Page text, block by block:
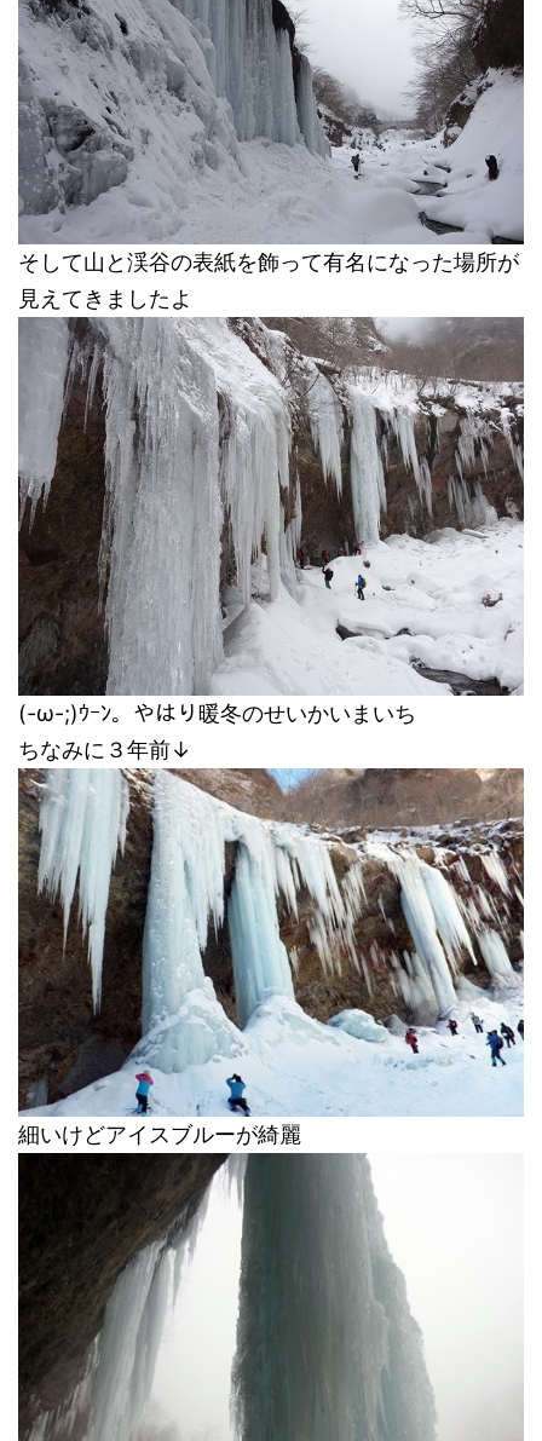
そして山と渓谷の表紙を飾って有名になった場所が
見えてきましたよ
(-ω-;)ｳｰﾝ。やはり暖冬のせいかいまいち
ちなみに３年前↓
細いけどアイスブルーが綺麗